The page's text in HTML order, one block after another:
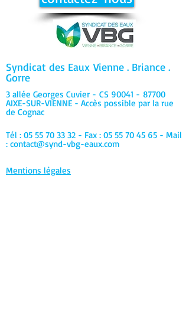
Syndicat des EauxVienne . Briance .
Gorre
3 allée Georges Cuvier - CS 90041 - 87700
AIXE-SUR-VIENNE - Accès possible par la rue
de Cognac
Tél : 05 55 70 33 32 - Fax : 05 55 70 45 65 - Mail
: contact@synd-vbg-eaux.com
Mentions légales